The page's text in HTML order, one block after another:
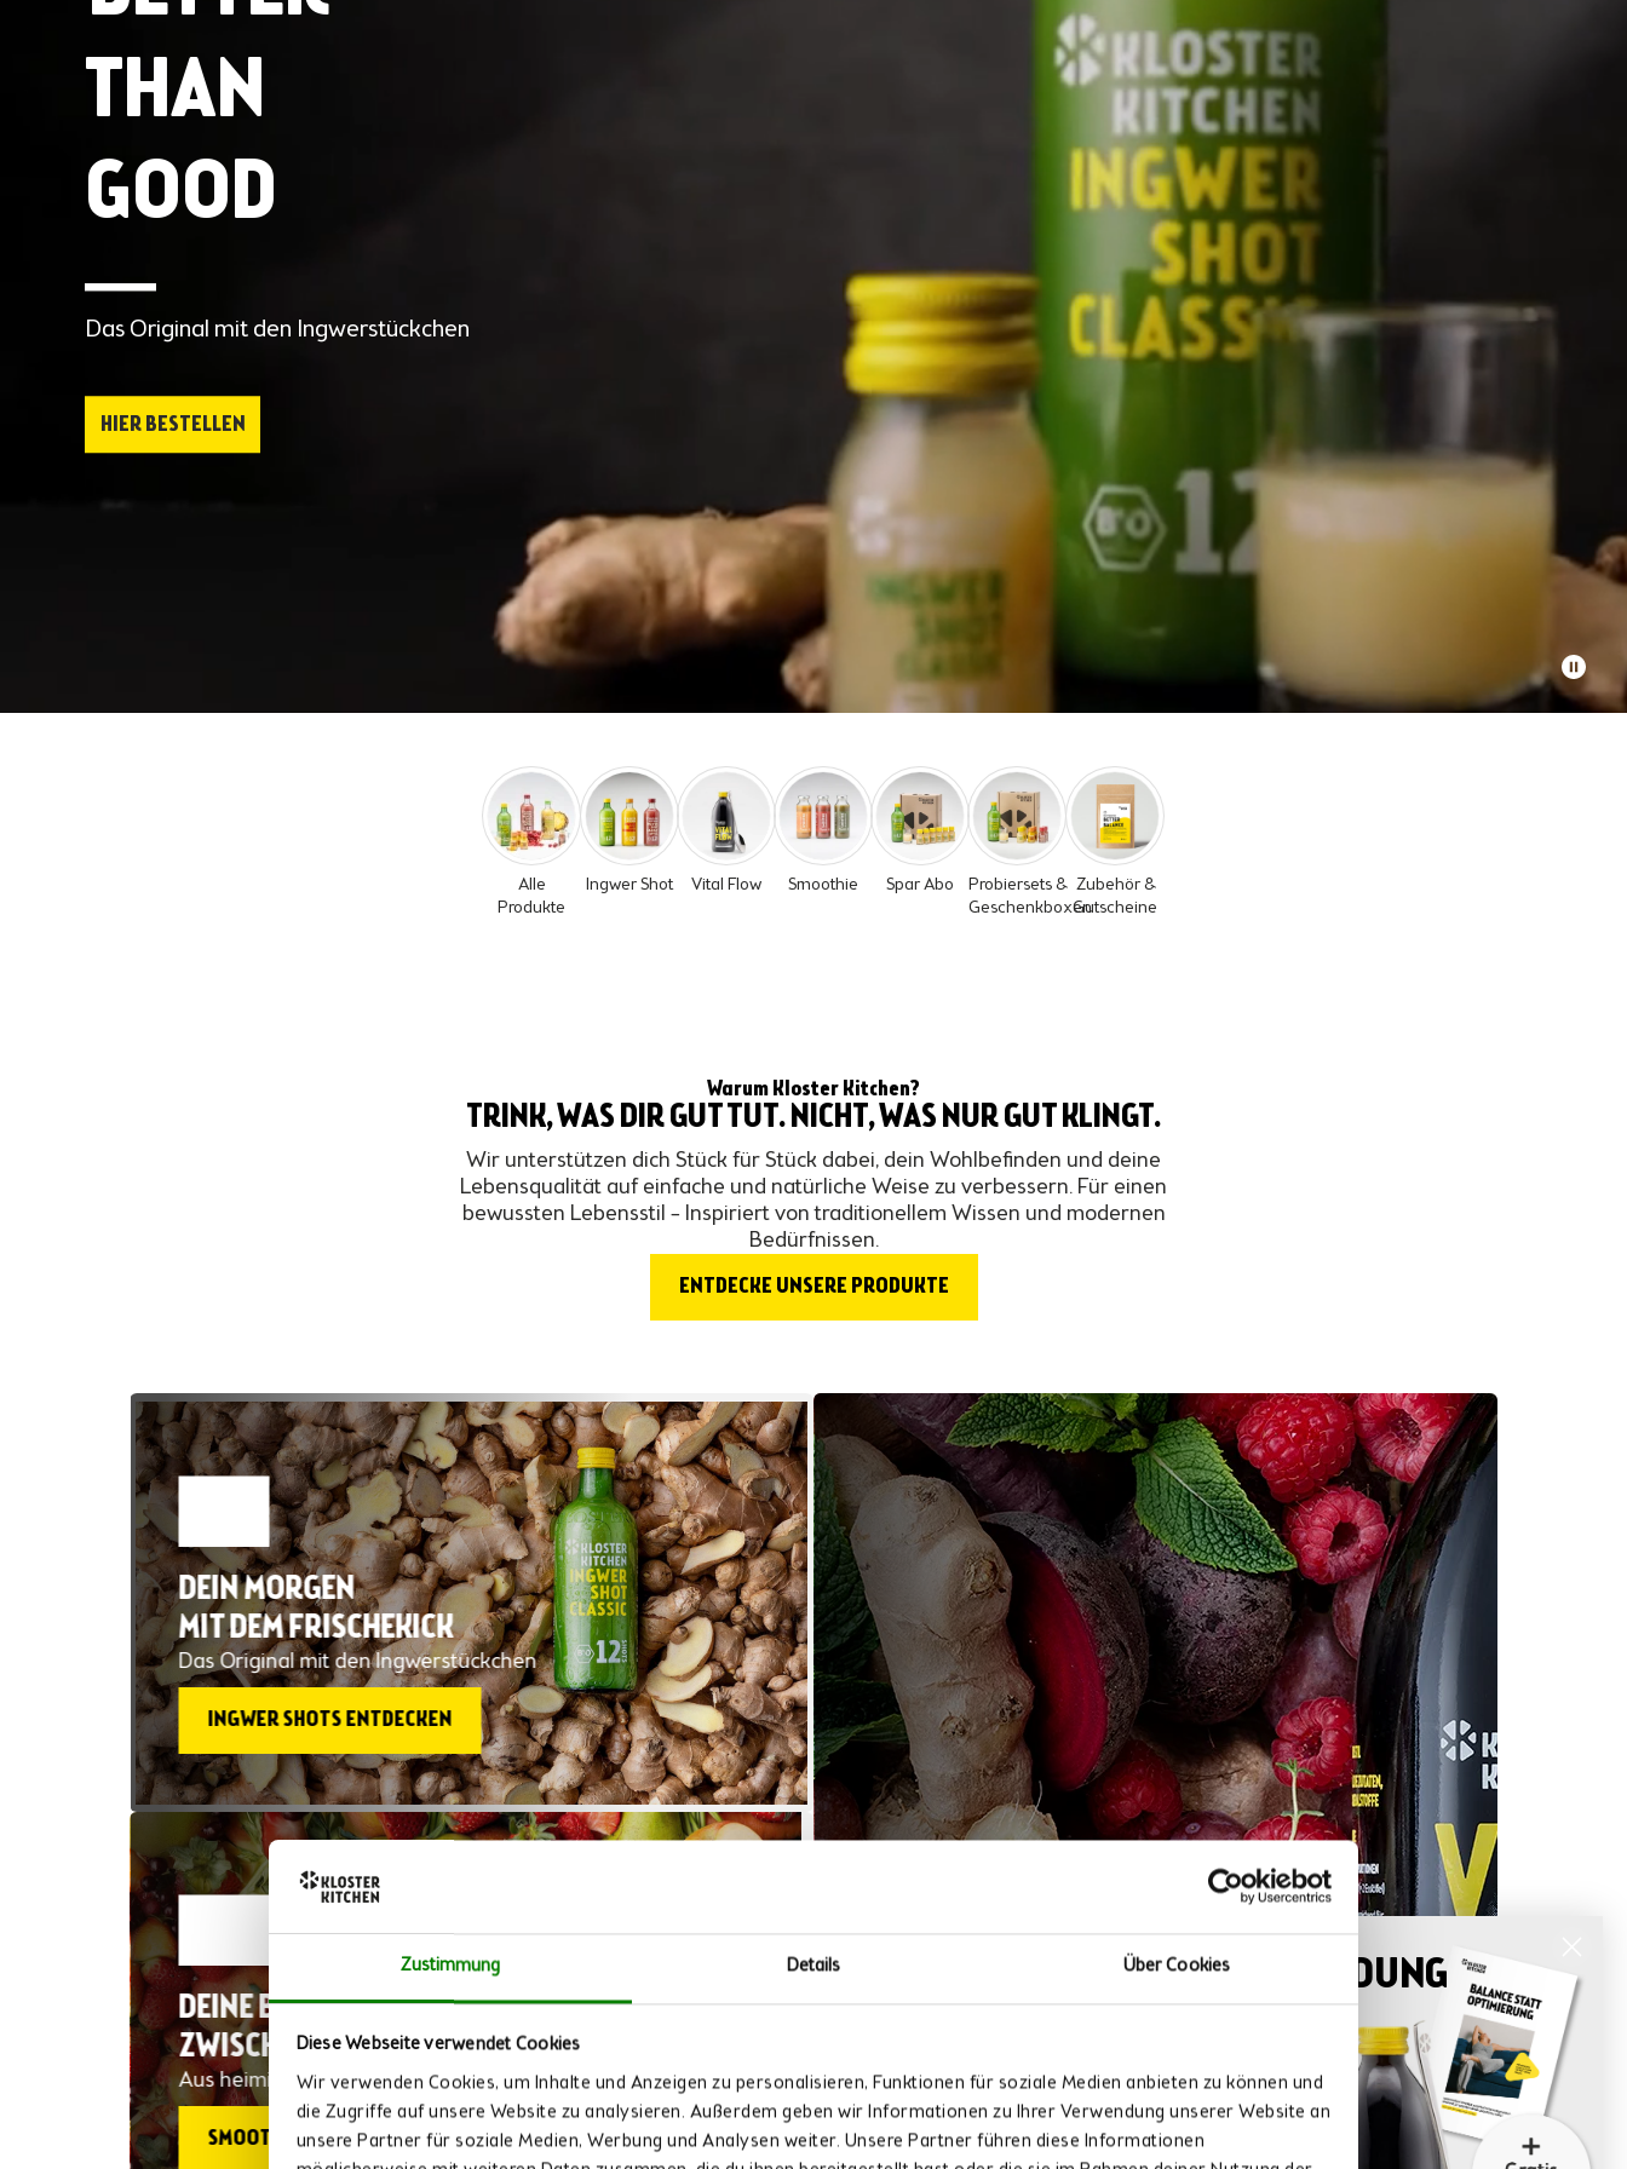
Zustimmung Details Über Cookies
Diese Webseite verwendet Cookies
Wir verwenden Cookies, um Inhalte und Anzeigen zu personalisieren, Funktionen für soziale Medien anbieten zu können und
die Zugriffe auf unsere Website zu analysieren. Außerdem geben wir Informationen zu Ihrer Verwendung unserer Website an
unsere Partner für soziale Medien, Werbung und Analysen weiter. Unsere Partner führen diese Informationen
THAN
GOOD
Das Original mit den Ingwerstückchen
HIER BESTELLEN
Alle
Produkte
Ingwer Shot Vital Flow Smoothie Spar Abo
Probiersets &
Geschenkboxen
Zubehör &
Gutscheine
Warum Kloster Kitchen?
TRINK, WAS DIR GUT TUT. NICHT, WAS NUR GUT KLINGT.
Wir unterstützen dich Stück für Stück dabei, dein Wohlbefinden und deine
Lebensqualität auf einfache und natürliche Weise zu verbessern. Für einen
bewussten Lebensstil – Inspiriert von traditionellem Wissen und modernen
Bedürfnissen.
ENTDECKE UNSERE PRODUKTE
DEIN MORGEN
MIT DEM FRISCHEKICK
Das Original mit den Ingwerstückchen
INGWER SHOTS ENTDECKEN
DEINE BEWUSSTE
ZWISCHENMAHLZEIT
Aus heimischen Zutaten
SMOOTHIES PROBIEREN
VITAL FLOW -DON'T CALL IT
mit Vitaminen und Mineralstoffen
MIKRONÄHRSTOFF TESTEN
5€ FÜR DEINE NEWSLETTER ANMELDUNG
Jetzt zum Newsletter anmelden ↓